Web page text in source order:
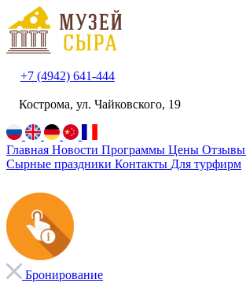
+7 (4942) 641-444
Кострома, ул. Чайковского, 19
Главная Новости Программы Цены Отзывы
Сырные праздники Контакты Для турфирм
Бронирование